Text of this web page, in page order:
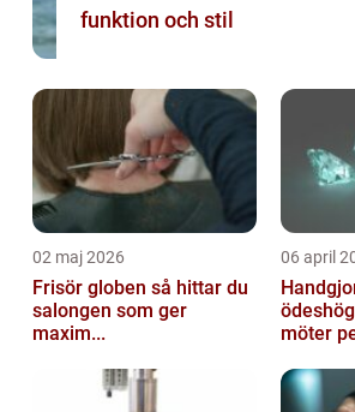
funktion och stil
02 maj 2026
Frisör globen så hittar du
salongen som ger
maxim...
06 april
ödeshög när hantverk
möter